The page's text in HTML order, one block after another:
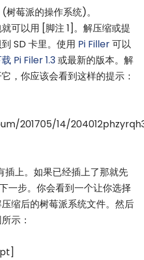
莓派的操作系统)。
就可以用 [脚注 1]。解压缩或提
SD 卡里。使用 Pi Filler可以
Pi Filer 1.3或最新的版本。解
，你应该会看到这样的提示：
201705/14/
插上。如果已经插上了那就先
一步。你会看到一个让你选择
缩后的树莓派系统文件。然后
示：